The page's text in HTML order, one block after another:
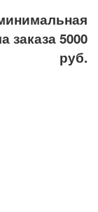
заказа 5000
руб.